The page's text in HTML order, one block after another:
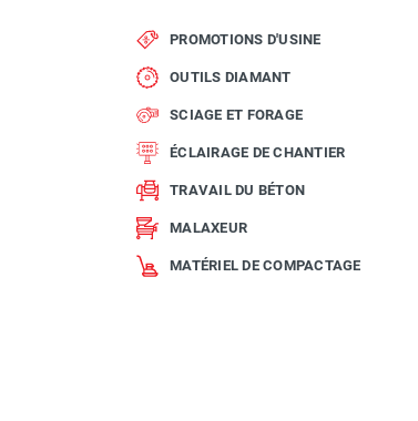
PROMOTIONS D'USINE
OUTILS DIAMANT
SCIAGE ET FORAGE
ÉCLAIRAGE DE CHANTIER
TRAVAIL DU BÉTON
MALAXEUR
MATÉRIEL DE COMPACTAGE